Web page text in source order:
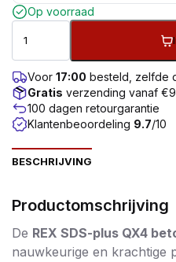
Op voorraad
Voor 17:00 besteld, zelfde
Gratis verzending vanaf
100 dagen retourgarantie
Klantenbeoordeling 9.7/10
BESCHRIJVING
Productomschrijving
De REX SDS-plus QX4
nauwkeurige en krachtige